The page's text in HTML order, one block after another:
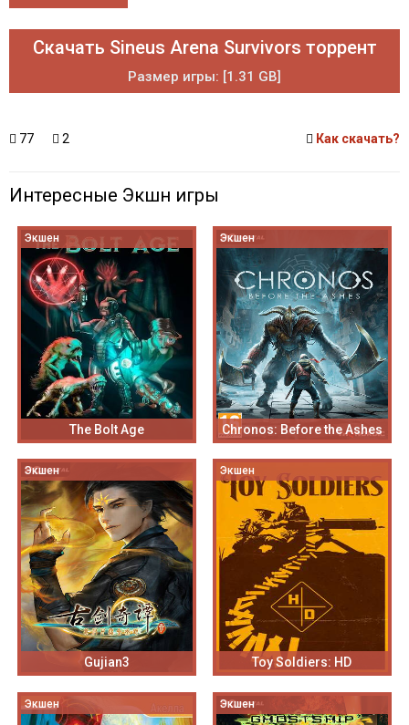
Скачать Sineus Arena Survivors торрент
Размер игры: [1.31 GB]
77 2 Как скачать?
Интересные Экшн игры
Экшен
The Bolt Age
Экшен
Chronos: Before the Ashes
Экшен
Gujian3
Экшен
Toy Soldiers: HD
Экшен Экшен